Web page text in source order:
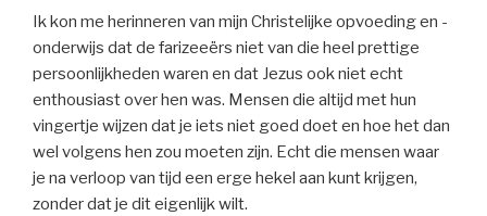
Ik kon me herinneren van mijn Christelijke opvoeding en -
onderwijs dat de farizeeërs niet van die heel prettige
persoonlijkheden waren en dat Jezus ook niet echt
enthousiast over hen was. Mensen die altijd met hun
vingertje wijzen dat je iets niet goed doet en hoe het dan
wel volgens hen zou moeten zijn. Echt die mensen waar
je na verloop van tijd een erge hekel aan kunt krijgen,
zonder dat je dit eigenlijk wilt.